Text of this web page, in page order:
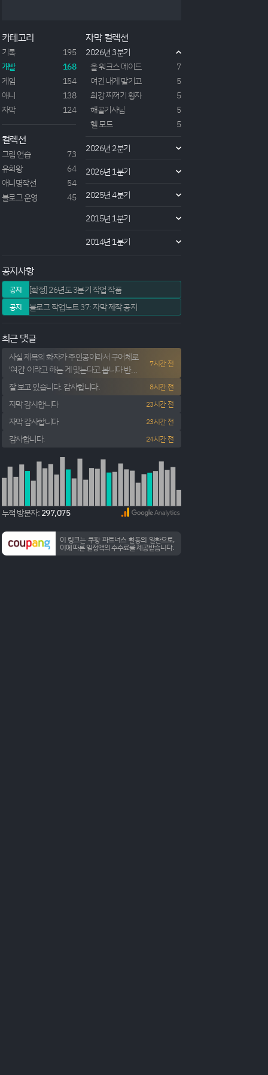
+ newId;
리나 세계관은 이전 1기 2기 리뷰에서 충분히 설명했
을테니 패스하고... 3기는 수문도시 프리스텔라에서
대죄주교들과 벌어지는 싸움이 메인인 내용이다.기존
에 나태...
카테고리
기록
195
개발
168
게임
154
애니
138
자막
124
컬렉션
그림 연습
73
유희왕
64
애니명작선
54
블로그 운영
45
자막 컬렉션
2026년 3분기
올 워크스 메이드
7
여긴 내게 맡기고
5
최강 찌꺼기 황자
5
해골기사님
5
헬 모드
5
2026년 2분기
2026년 1분기
2025년 4분기
2015년 1분기
2014년 1분기
공지사항
공지 [확정] 26년도 3분기 작업 작품
공지 블로그 작업노트 37: 자막 제작 공지
최근 댓글
사실 제목의 화자가 주인공이라서 구어체로
'여긴' 이라고 하는 게 맞는다고 봅니다 반박
시 당신 말이 옳소
7시간 전
잘 보고 있습니다. 감사합니다. 8시간 전
자막 감사합니다 23시간 전
자막 감사합니다 23시간 전
감사합니다. 24시간 전
누적 방문자: 297,075
이 링크는 쿠팡 파트너스 활동의 일환으로,
이에 따른 일정액의 수수료를 제공받습니다.